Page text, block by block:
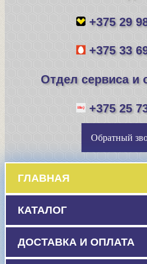
+375 29
+375 33
Отдел сервиса и
+375 25
Обратный
ГЛАВНАЯ
КАТАЛОГ
ДОСТАВКА И ОПЛАТА